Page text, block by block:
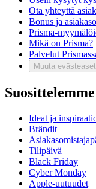
Ota yhteyttä
Bonus ja
Prisma-
Mikä on Prisma?
Palvelut
Muuta
Suosittelemme
Ideat ja
Brändit
Tilipäivä
Black Friday
Cyber Monday
Apple-uutuudet